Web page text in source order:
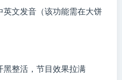
文发音（该功能需在大饼
黑整活，节目效果拉满